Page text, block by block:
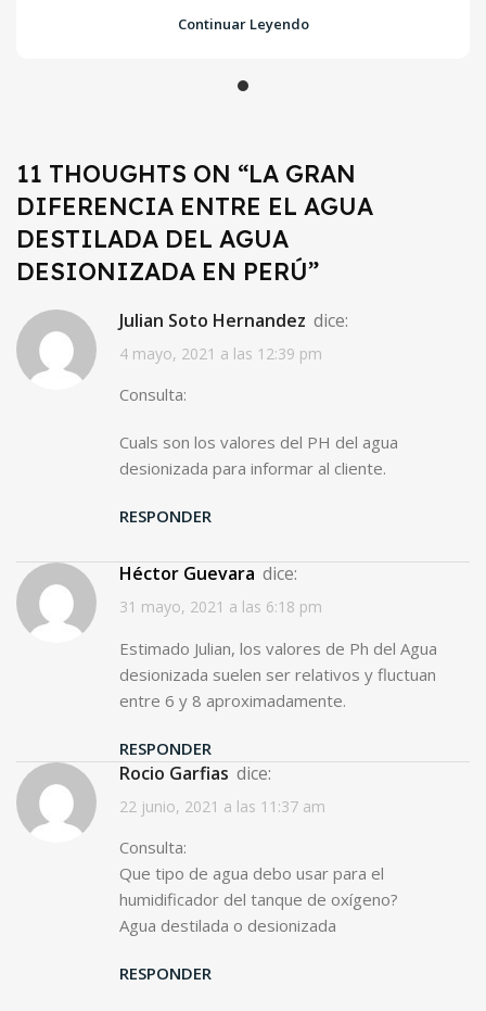
Continuar Leyendo
11 THOUGHTS ON “LA GRAN
DIFERENCIA ENTRE EL AGUA
DESTILADA DEL AGUA
DESIONIZADA EN PERÚ”
Julian Soto Hernandez dice:
4 mayo, 2021 a las 12:39 pm
Consulta:
Cuals son los valores del PH del agua
desionizada para informar al cliente.
RESPONDER
Héctor Guevara dice:
31 mayo, 2021 a las 6:18 pm
Estimado Julian, los valores de Ph del Agua
desionizada suelen ser relativos y fluctuan
entre 6 y 8 aproximadamente.
RESPONDER
Rocio Garfias dice:
22 junio, 2021 a las 11:37 am
Consulta:
Que tipo de agua debo usar para el
humidificador del tanque de oxígeno?
Agua destilada o desionizada
RESPONDER